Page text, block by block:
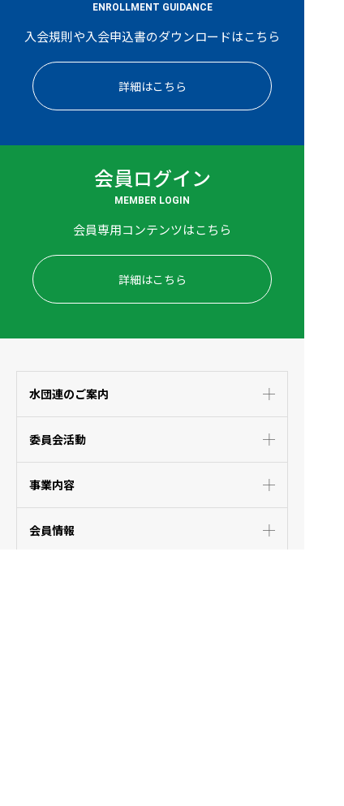
ENROLLMENT GUIDANCE
入会規則や入会申込書のダウンロードはこちら
詳細はこちら
会員ログイン
MEMBER LOGIN
会員専用コンテンツはこちら
詳細はこちら
水団連のご案内
委員会活動
事業内容
会員情報